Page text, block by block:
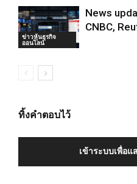
ข่าวหุ้นธุรกิจ
ออนไลน์
News
CNBC,
ทิ้งคำตอบไว้
เข้าระบบเพื่อ